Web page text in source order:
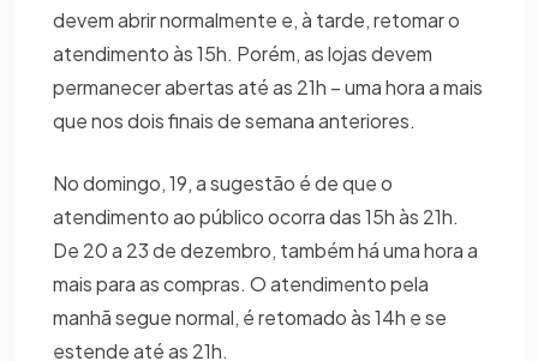
devem abrir normalmente e, à tarde, retomar o
atendimento às 15h. Porém, as lojas devem
permanecer abertas até as 21h – uma hora a mais
que nos dois finais de semana anteriores.
No domingo, 19, a sugestão é de que o
atendimento ao público ocorra das 15h às 21h.
De 20 a 23 de dezembro, também há uma hora a
mais para as compras. O atendimento pela
manhã segue normal, é retomado às 14h e se
estende até as 21h.